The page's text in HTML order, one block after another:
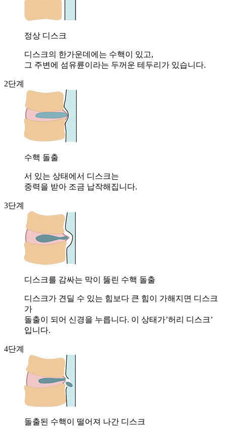
정상 디스크
디스크의 한가운데에는 수핵이 있고,
그 주변에 섬유륜이라는 두꺼운 테두리가 있습니다.
2단계
수핵 돌출
서 있는 상태에서 디스크는
중력을 받아 조금 납작해집니다.
3단계
디스크를 감싸는 막이 뚫린 수핵 돌출
디스크가 견딜 수 있는 힘보다 큰 힘이 가해지면 디스크
가
돌출이 되어 신경을 누릅니다. 이 상태가’허리 디스크’
입니다.
4단계
돌출된 수핵이 떨어져 나간 디스크